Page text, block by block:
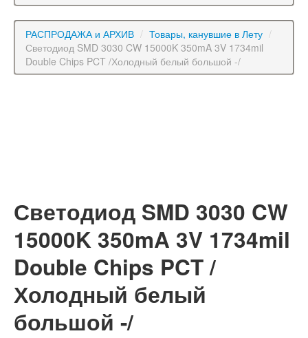
РАСПРОДАЖА и АРХИВ / Товары, канувшие в Лету /
Светодиод SMD 3030 CW 15000K 350mA 3V 1734mil
Double Chips PCT /Холодный белый большой -/
Светодиод SMD 3030 CW
15000K 350mA 3V 1734mil
Double Chips PCT /
Холодный белый
большой -/